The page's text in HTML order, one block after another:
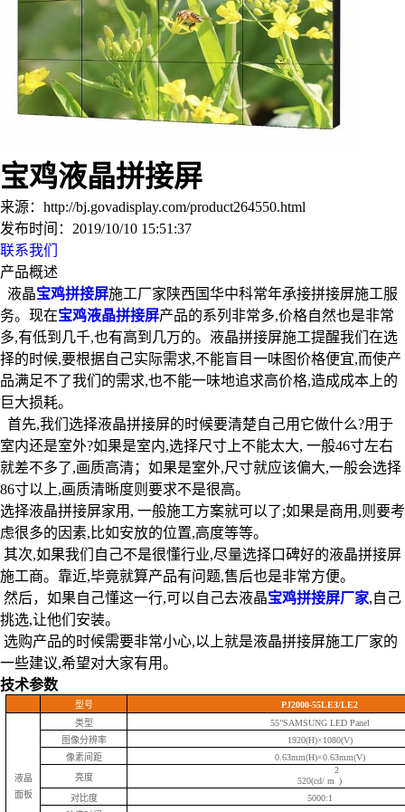
宝鸡液晶拼接屏
来源： http://bj.govadisplay.com/product264550.html
发布时间： 2019/10/10 15:51:37
联系我们
产品概述
液晶宝鸡拼接屏施工厂家陕西国华中科常年承接拼接屏施工服
务。现在宝鸡液晶拼接屏产品的系列非常多,价格自然也是非常
多,有低到几千,也有高到几万的。液晶拼接屏施工提醒我们在选
择的时候,要根据自己实际需求,不能盲目一味图价格便宜,而使产
品满足不了我们的需求,也不能一味地追求高价格,造成成本上的
巨大损耗。
首先,我们选择液晶拼接屏的时候要清楚自己用它做什么?用于
室内还是室外?如果是室内,选择尺寸上不能太大, 一般46寸左右
就差不多了,画质高清；如果是室外,尺寸就应该偏大,一般会选择
86寸以上,画质清晰度则要求不是很高。
选择液晶拼接屏家用, 一般施工方案就可以了;如果是商用,则要考
虑很多的因素,比如安放的位置,高度等等。
其次,如果我们自己不是很懂行业,尽量选择口碑好的液晶拼接屏
施工商。靠近,毕竟就算产品有问题,售后也是非常方便。
然后，如果自己懂这一行,可以自己去液晶宝鸡拼接屏厂家,自己
挑选,让他们安装。
选购产品的时候需要非常小心,以上就是液晶拼接屏施工厂家的
一些建议,希望对大家有用。
技术参数
型号 PJ2000-55LE3/LE2
液晶
面板
类型
55”SAMSUNG LED Panel
图像分辨率
1920(H)×1080(V)
像素间距
0.63mm(H)×0.63mm(V)
亮度
520(cd/ m
2
)
对比度
5000:1